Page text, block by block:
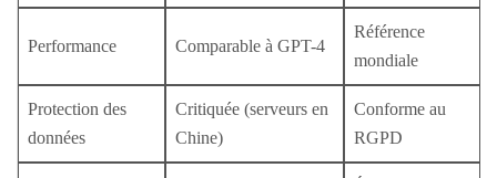
Performance Comparable à GPT-4
Référence
mondiale
Protection des
données
Critiquée (serveurs en
Chine)
Conforme au
RGPD